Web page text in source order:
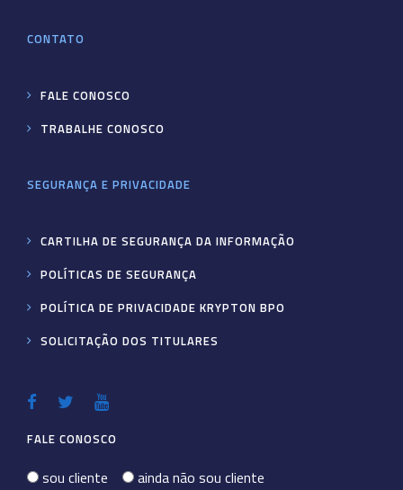
CONTATO
FALE CONOSCO
TRABALHE CONOSCO
SEGURANÇA E PRIVACIDADE
CARTILHA DE SEGURANÇA DA INFORMAÇÃO
POLÍTICAS DE SEGURANÇA
POLÍTICA DE PRIVACIDADE KRYPTON BPO
SOLICITAÇÃO DOS TITULARES
FALE CONOSCO
sou cliente ainda não sou cliente